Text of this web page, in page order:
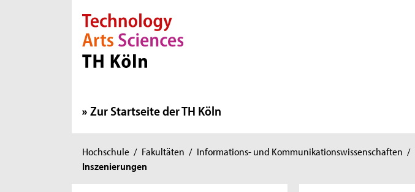
Direkt zur Hauptnavigation
Direkt zur Subnavigation
Direkt zum Inhalt
Direkt zum Fußbereich
Zur Startseite der TH Köln
Sie
sind
Hochschule / Fakultäten / Informations- und Kommunikationswissenschaften /
Inszenierungen